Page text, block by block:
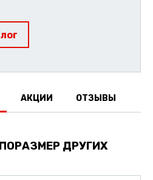
АКЦИИ ОТЗЫВЫ
ДРУГИХ